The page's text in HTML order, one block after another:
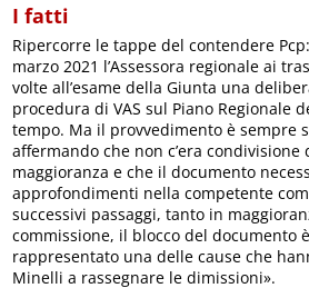
I fatti
Ripercorre le tappe del contendere
marzo 2021 l’Assessora regionale ai
volte all’esame della Giunta una
procedura di VAS sul Piano Regionale
tempo. Ma il provvedimento è sempre
affermando che non c’era
maggioranza e che il documento
approfondimenti nella competente
successivi passaggi, tanto in
commissione, il blocco del documento
rappresentato una delle cause che
Minelli a rassegnare le dimissioni».